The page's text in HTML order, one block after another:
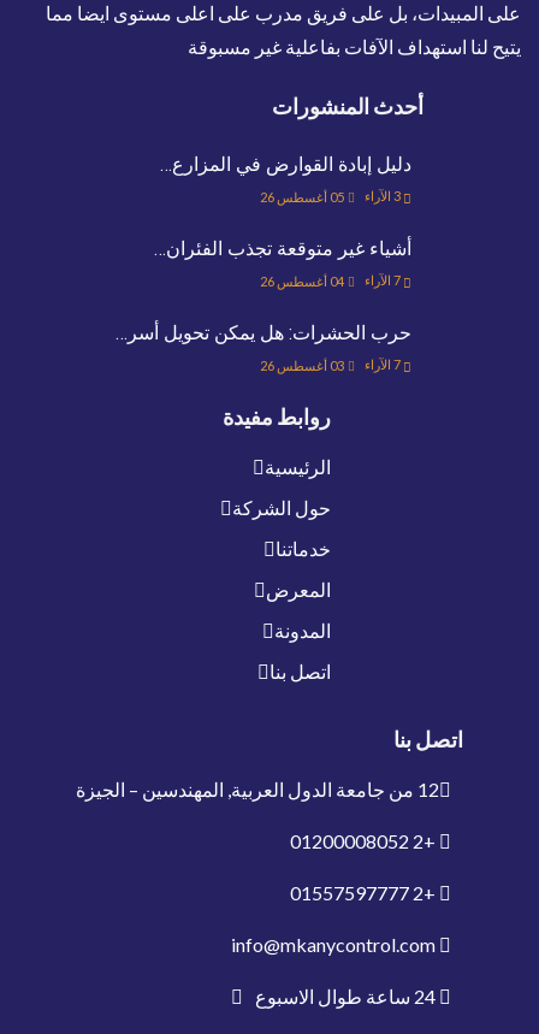
على المبيدات، بل على فريق مدرب على اعلى مستوى ايضا مما
يتيح لنا استهداف الآفات بفاعلية غير مسبوقة
أحدث المنشورات
دليل إبادة القوارض في المزارع…
05 أغسطس 26 الآراء
أشياء غير متوقعة تجذب الفئران…
04 أغسطس 26 الآراء
حرب الحشرات: هل يمكن تحويل أسر…
03 أغسطس 26 الآراء
روابط مفيدة
الرئيسية
حول الشركة
خدماتنا
المعرض
المدونة
اتصل بنا
اتصل بنا
12 من جامعة الدول العربية, المهندسين – الجيزة
+2
01200008052
+2
01557597777